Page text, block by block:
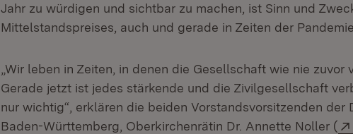
Jahr zu würdigen und sichtbar zu machen, ist Sinn und
Mittelstandspreises, auch und gerade in Zeiten der
„Wir leben in Zeiten, in denen die Gesellschaft wie nie zuvor
Gerade jetzt ist jedes stärkende und die Zivilgesellschaft
nur wichtig“, erklären die beiden Vorstandsvorsitzenden der
Baden-Württemberg, Oberkirchenrätin Dr. Annette Noller (